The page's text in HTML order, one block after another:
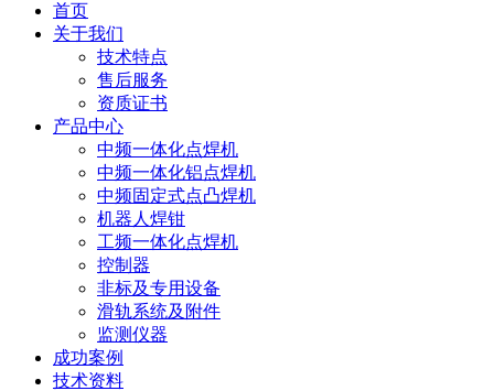
首页
关于我们
技术特点
售后服务
资质证书
产品中心
中频一体化点焊机
中频一体化铝点焊机
中频固定式点凸焊机
机器人焊钳
工频一体化点焊机
控制器
非标及专用设备
滑轨系统及附件
监测仪器
成功案例
技术资料